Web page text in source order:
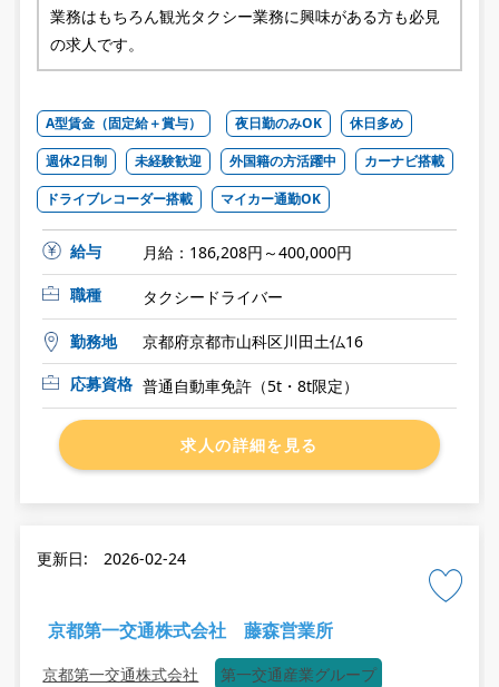
業務はもちろん観光タクシー業務に興味がある方も必見
の求人です。
A型賃金（固定給＋賞与） 夜日勤のみOK
休日多め
週休2日制
未経験歓迎 外国籍の方活躍中
カーナビ搭載
ドライブレコーダー搭載
マイカー通勤OK
給与
月給：186,208円～400,000円
職種
タクシードライバー
勤務地
京都府京都市山科区川田土仏16
応募資格 普通自動車免許（5t・8t限定）
求人の詳細を見る
更新日: 2026-02-24
京都第一交通株式会社 藤森営業所
京都第一交通株式会社 第一交通産業グループ